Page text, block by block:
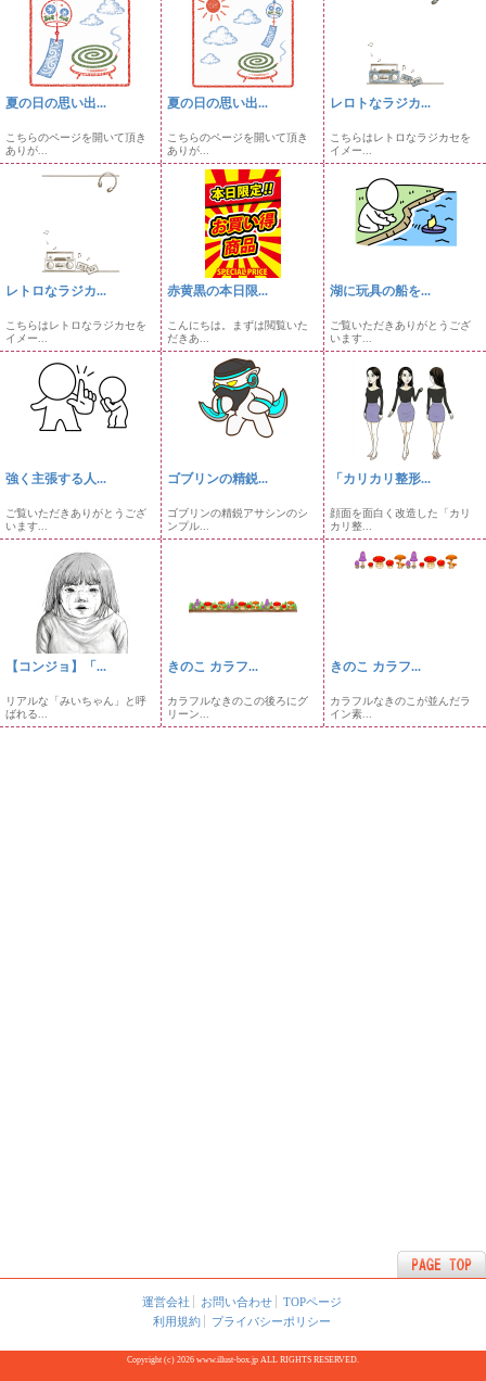
夏の日の思い出...
こちらのページを開いて頂き
ありが...
夏の日の思い出...
こちらのページを開いて頂き
ありが...
レロトなラジカ...
こちらはレトロなラジカセを
イメー...
レトロなラジカ...
こちらはレトロなラジカセを
イメー...
赤黄黒の本日限...
こんにちは。まずは閲覧いた
だきあ...
湖に玩具の船を...
ご覧いただきありがとうござ
います...
強く主張する人...
ご覧いただきありがとうござ
います...
ゴブリンの精鋭...
ゴブリンの精鋭アサシンのシ
ンプル...
「カリカリ整形...
顔面を面白く改造した「カリ
カリ整...
【コンジョ】「...
リアルな「みいちゃん」と呼
ばれる...
きのこ カラフ...
カラフルなきのこの後ろにグ
リーン...
きのこ カラフ...
カラフルなきのこが並んだラ
イン素...
運営会社 お問い合わせ
TOPページ
利用規約
プライバシーポリシー
Copyright (c) 2026 www.illust-box.jp ALL RIGHTS RESERVED.